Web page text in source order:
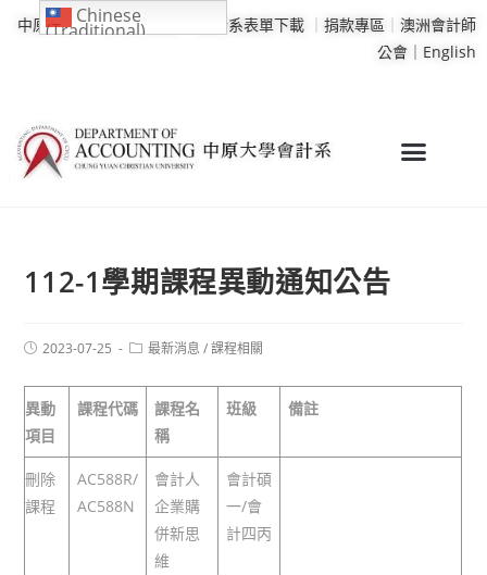
中原大學｜學校行事曆 會計系表單下載 ｜ 捐款專區 ｜ 澳洲會計師
公會｜ English
112-1學期課程異動通知公告
2023-07-25 最新消息 / 課程相關
異動
項目
課程代碼
課程名
稱
班級 備註
刪除
課程
AC588R/
AC588N
會計人
企業購
併新思
維
會計碩
一/會
計四丙
Chinese
(Traditional)